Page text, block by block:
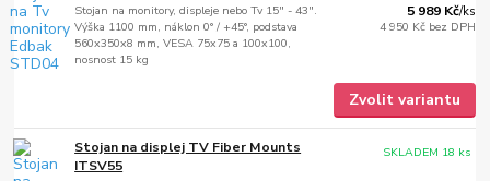
Stojan na monitory, displeje nebo Tv 15" - 43".
Výška 1100 mm, náklon 0° / +45°, podstava
560x350x8 mm, VESA 75x75 a 100x100,
nosnost 15 kg
5 989 Kč/ks
4 950 Kč bez DPH
Zvolit variantu
Stojan na displej TV Fiber Mounts
ITSV55
SKLADEM 18 ks